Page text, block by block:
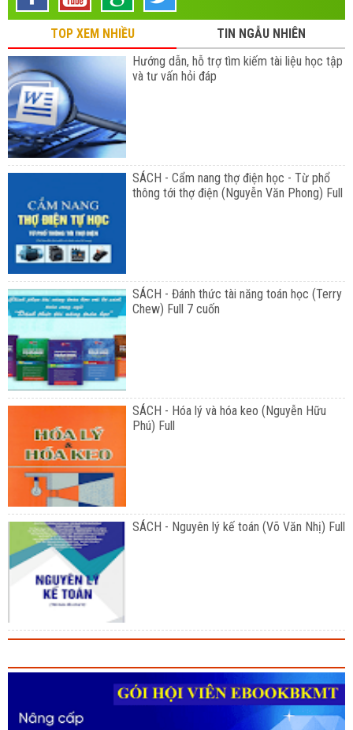
TOP XEM NHIỀU
TIN NGẪU NHIÊN
Hướng dẫn, hỗ trợ tìm kiếm tài liệu học tập
và tư vấn hỏi đáp
SÁCH - Cẩm nang thợ điện học - Từ phổ
thông tới thợ điện (Nguyễn Văn Phong) Full
SÁCH - Đánh thức tài năng toán học (Terry
Chew) Full 7 cuốn
SÁCH - Hóa lý và hóa keo (Nguyễn Hữu
Phú) Full
SÁCH - Nguyên lý kế toán (Võ Văn Nhị) Full